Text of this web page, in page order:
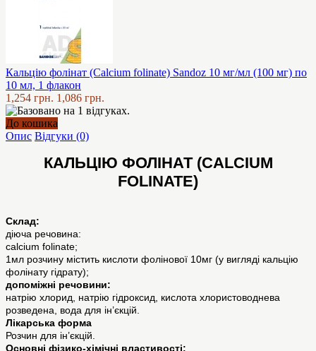
Кальцію фолінат (Calcium folinate) Sandoz 10 мг/мл (100 мг) по
10 мл, 1 флакон
1,254 грн. 1,086 грн.
До кошика
Опис Відгуки (0)
КАЛЬЦІЮ ФОЛІНАТ (CALCIUM
FOLINATE)
Склад:
діюча речовина:
calcium folinate;
1мл розчину містить кислоти фолінової 10мг (у вигляді кальцію
фолінату гідрату);
допоміжні речовини:
натрію хлорид, натрію гідроксид, кислота хлористоводнева
розведена, вода для ін’єкцій.
Лікарська форма
Розчин для ін’єкцій.
Основні фізико-хімічні властивості: